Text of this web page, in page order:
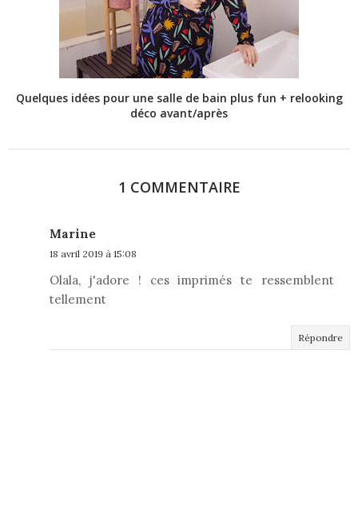
Quelques idées pour une salle de bain plus fun + relooking
déco avant/après
1 COMMENTAIRE
Marine
18 avril 2019 à 15:08
Olala, j'adore ! ces imprimés te ressemblent
tellement
Répondre